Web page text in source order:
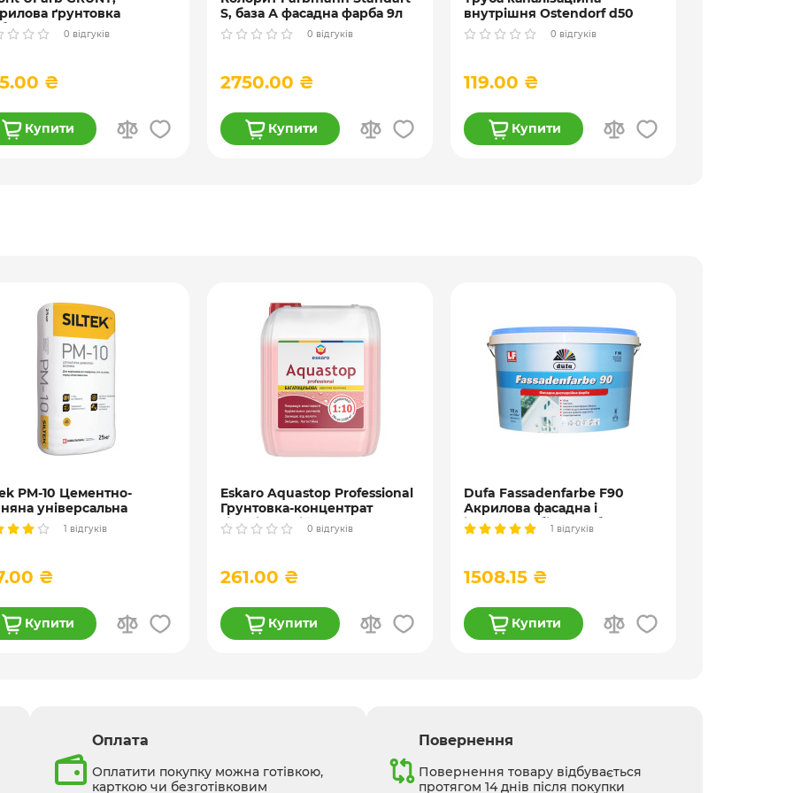
ґрунтовка
проникнення ) 10
0 відгуків
₴
Купити
S, база А фасадна фарба 9л
0 відгуків
2750.00 ₴
Купити
внутрішня Ostendorf d50
НТsafe
0 відгуків
119.00 ₴
Купити
PM-10 Цементно-
універсальна
25 кг
1 відгуків
₴
Купити
Eskaro Aquastop Professional
Грунтовка-концентрат
гідроізоляційна, 1, 3 та 10 л
0 відгуків
261.00 ₴
Купити
Dufa Fassadenfarbe F90
Акрилова фасадна і
інтер’єрна біла фарба, 10 л,
15,6 кг
1 відгуків
1508.15 ₴
Купити
Оплата
Оплатити покупку можна готівкою,
карткою чи безготівковим
Повернення
Повернення товару відбувається
протягом 14 днів після покупки